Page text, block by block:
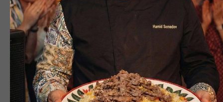
Дата визита
Количество гостей